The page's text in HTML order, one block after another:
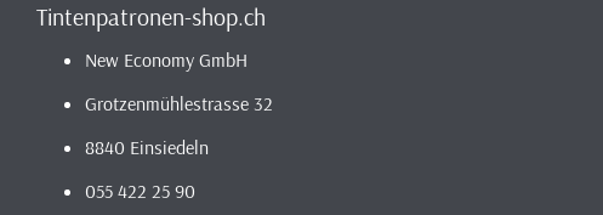
Tintenpatronen-shop.ch
New Economy GmbH
Grotzenmühlestrasse 32
8840 Einsiedeln
055 422 25 90